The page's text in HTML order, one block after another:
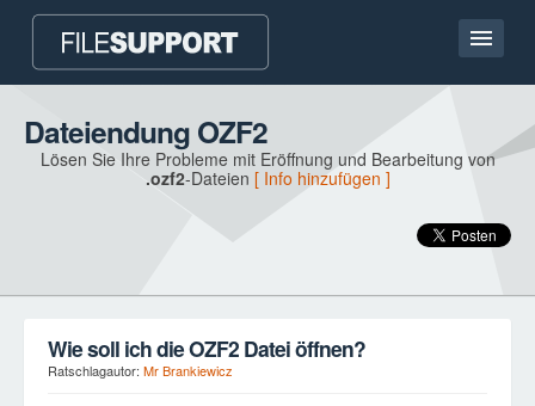
Hauptseite
Kontakt
Dateiendung OZF2
Lösen Sie Ihre Probleme mit Eröffnung und Bearbeitung von
.ozf2-Dateien [ Info hinzufügen ]
Wie soll ich die OZF2 Datei öffnen?
Ratschlagautor: Mr Brankiewicz